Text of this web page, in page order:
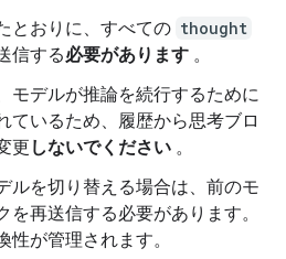
とおりに、すべての thought
信する必要があります 。
モデルが推論を続行するために
ているため、履歴から思考ブロ
更 しないでください 。
ルを切り替える場合は、前のモ
を再送信する必要があります。
が管理されます。